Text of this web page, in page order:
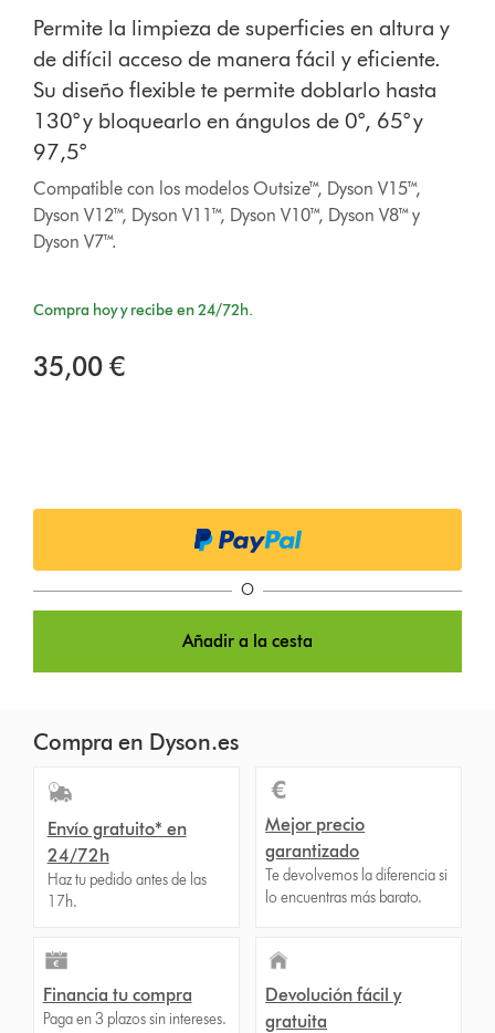
Permite la limpieza de superficies en altura y
de difícil acceso de manera fácil y eficiente.
Su diseño flexible te permite doblarlo hasta
130° y bloquearlo en ángulos de 0°, 65° y
97,5°
Compatible con los modelos Outsize™, Dyson V15™,
Dyson V12™, Dyson V11™, Dyson V10™, Dyson V8™ y
Dyson V7™.
Compra hoy y recibe en 24/72h.
35,00 €
O
Añadir a la cesta
Compra en Dyson.es
Envío gratuito* en
24/72h
Haz tu pedido antes de las
17h.
Mejor precio
garantizado
Te devolvemos la diferencia si
lo encuentras más barato.
Financia tu compra
Paga en 3 plazos sin intereses.
Devolución fácil y
gratuita